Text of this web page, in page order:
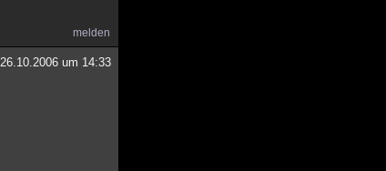
melden
26.10.2006 um 14:33